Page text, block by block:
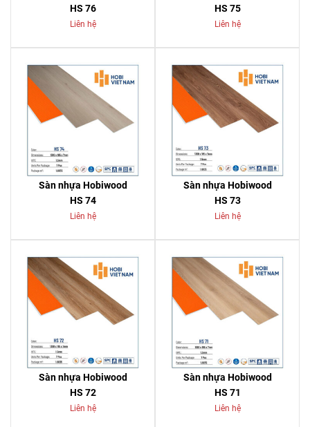
HS 76
Liên hệ
HS 75
Liên hệ
Sàn nhựa Hobiwood
HS 74
Liên hệ
Sàn nhựa Hobiwood
HS 73
Liên hệ
Sàn nhựa Hobiwood
HS 72
Liên hệ
Sàn nhựa Hobiwood
HS 71
Liên hệ